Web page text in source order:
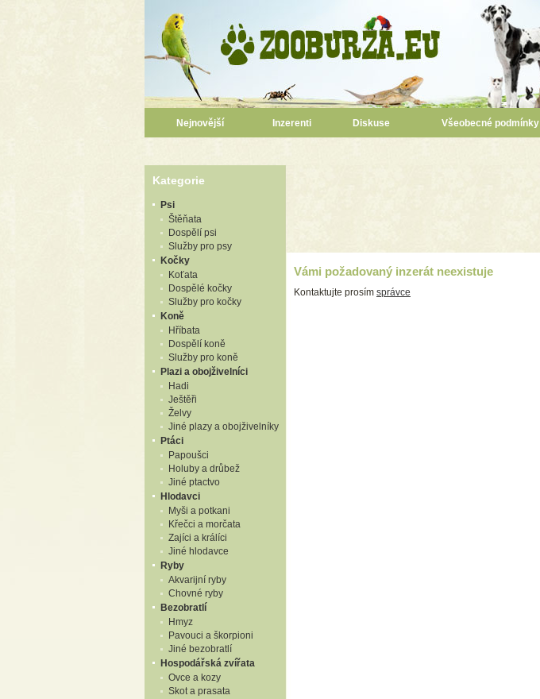
Nejnovější Inzerenti Diskuse Všeobecné podmínky
Kategorie
Psi
Štěňata
Dospělí psi
Služby pro psy
Kočky
Koťata
Dospělé kočky
Služby pro kočky
Koně
Hříbata
Dospělí koně
Služby pro koně
Plazi a obojživelníci
Hadi
Ještěři
Želvy
Jiné plazy a obojživelníky
Ptáci
Papoušci
Holuby a drůbež
Jiné ptactvo
Hlodavci
Myši a potkani
Křečci a morčata
Zajíci a králíci
Jiné hlodavce
Ryby
Akvarijní ryby
Chovné ryby
Bezobratlí
Hmyz
Pavouci a škorpioni
Jiné bezobratlí
Hospodářská zvířata
Ovce a kozy
Skot a prasata
Vámi požadovaný inzerát neexistuje
Kontaktujte prosím správce